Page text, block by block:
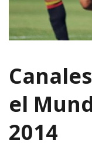
el
2014